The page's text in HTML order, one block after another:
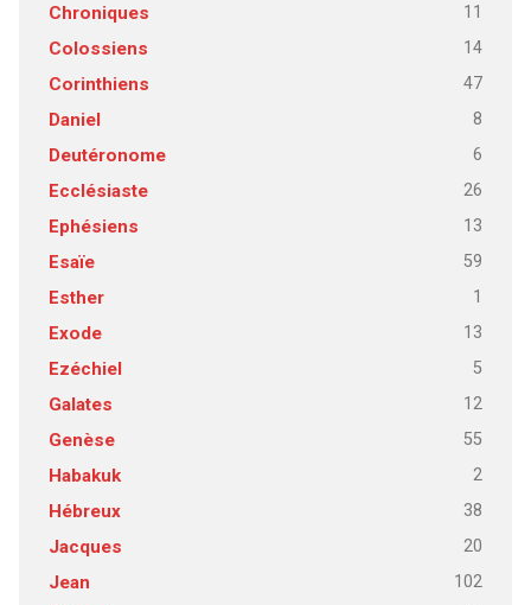
Chroniques 11
Colossiens 14
Corinthiens 47
Daniel 8
Deutéronome 6
Ecclésiaste 26
Ephésiens 13
Esaïe 59
Esther 1
Exode 13
Ezéchiel 5
Galates 12
Genèse 55
Habakuk 2
Hébreux 38
Jacques 20
Jean 102